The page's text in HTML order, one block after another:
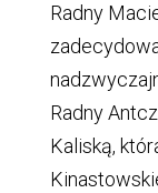
Radny
Radny
Kaliską,